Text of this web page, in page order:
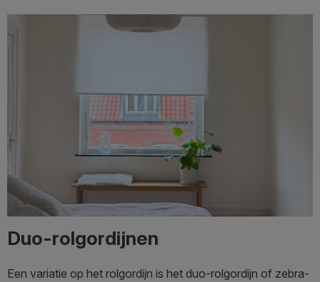
Duo-rolgordijnen
Een variatie op het rolgordijn is het duo-rolgordijn of zebra-